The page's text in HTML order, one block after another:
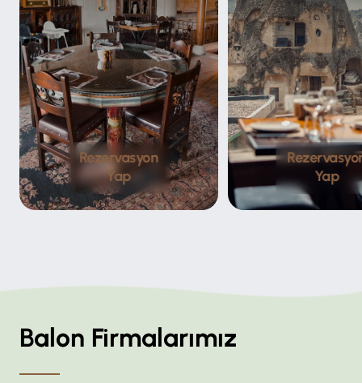
Rezervasyon
Yap
Yap
Balon Firmalarımız